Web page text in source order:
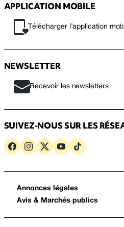
APPLICATION MOBILE
Télécharger l’application
NEWSLETTER
Recevoir les newsletters
SUIVEZ-NOUS SUR LES
Annonces légales
Avis & Marchés publics